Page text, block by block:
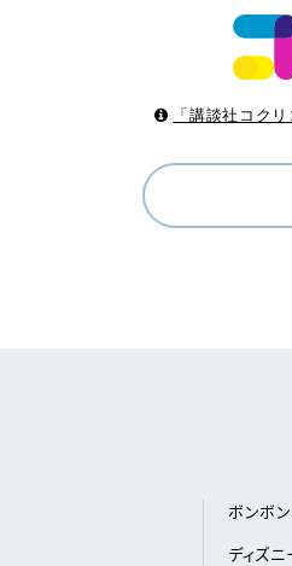
「講談社コク
ボンボ
ディズニ